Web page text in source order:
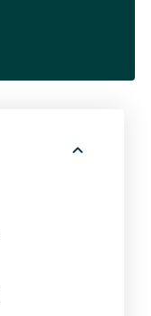
expand_less